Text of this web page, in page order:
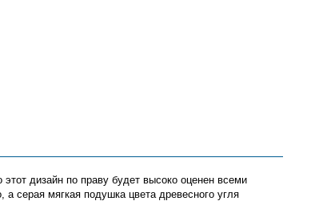
дизайн по праву будет высоко оценен всеми
серая мягкая подушка цвета древесного угля